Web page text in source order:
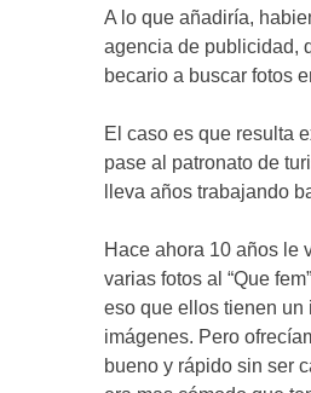
A lo que añadiría,
agencia de publicidad,
becario a buscar fotos
El caso es que resulta
pase al patronato de
lleva años trabajando
Hace ahora 10 años le
varias fotos al “Que
eso que ellos tienen un
imágenes. Pero
bueno y rápido sin ser